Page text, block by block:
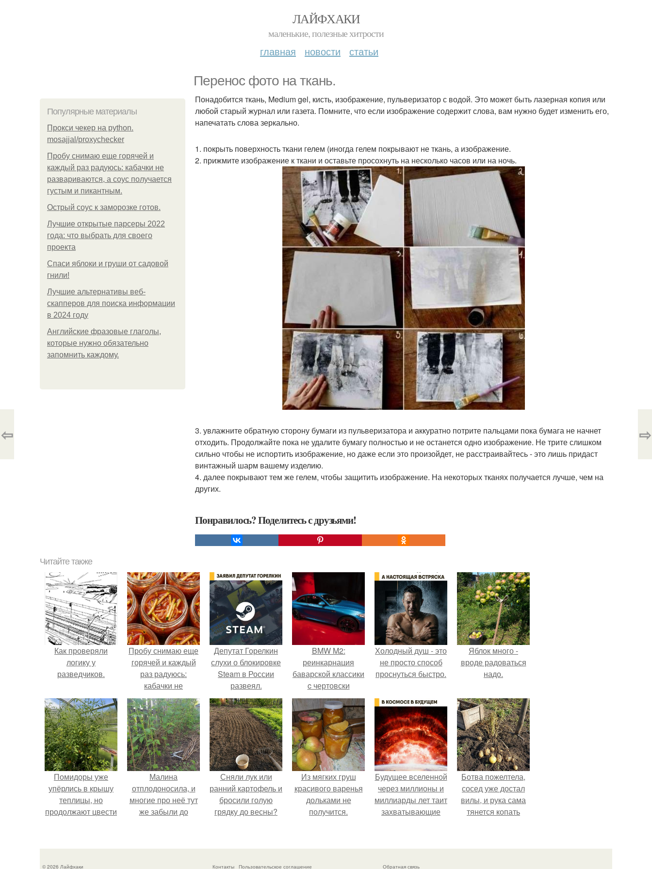
ЛАЙФХАКИ
маленькие, полезные хитрости
главная новости статьи
Перенос фото на ткань.
Популярные материалы
Прокси чекер на python.
mosajjal/proxychecker
Пробу снимаю еще горячей и
каждый раз радуюсь: кабачки не
развариваются, а соус получается
густым и пикантным.
Острый соус к заморозке готов.
Лучшие открытые парсеры 2022
года: что выбрать для своего
проекта
Спаси яблоки и груши от садовой
гнили!
Лучшие альтернативы веб-
скапперов для поиска информации
в 2024 году
Английские фразовые глаголы,
которые нужно обязательно
запомнить каждому.
Понадобится ткань, Medium gel, кисть, изображение, пульверизатор с водой. Это может быть лазерная копия или
любой старый журнал или газета. Помните, что если изображение содержит слова, вам нужно будет изменить его,
напечатать слова зеркально.
1. покрыть поверхность ткани гелем (иногда гелем покрывают не ткань, а изображение.
2. прижмите изображение к ткани и оставьте просохнуть на несколько часов или на ночь.
3. увлажните обратную сторону бумаги из пульверизатора и аккуратно потрите пальцами пока бумага не начнет
отходить. Продолжайте пока не удалите бумагу полностью и не останется одно изображение. Не трите слишком
сильно чтобы не испортить изображение, но даже если это произойдет, не расстраивайтесь - это лишь придаст
винтажный шарм вашему изделию.
4. далее покрывают тем же гелем, чтобы защитить изображение. На некоторых тканях получается лучше, чем на
других.
Понравилось? Поделитесь с друзьями!
⇦ ⇨
Читайте также
Как проверяли
логику у
разведчиков.
Пробу снимаю еще
горячей и каждый
раз радуюсь:
кабачки не
развариваются, а
соус получается
густым и
пикантным.
Депутат Горелкин
слухи о блокировке
Steam в России
развеял.
BMW M2:
реинкарнация
баварской классики
c чертовски
агрессивным
нравом.
Холодный душ - это
не просто способ
проснуться быстро.
Яблок много -
вроде радоваться
надо.
Помидоры уже
упёрлись в крышу
теплицы, но
продолжают цвести
Малина
отплодоносила, и
многие про неё тут
же забыли до
Сняли лук или
ранний картофель и
бросили голую
грядку до весны?
Из мягких груш
красивого варенья
дольками не
получится.
Будущее вселенной
через миллионы и
миллиарды лет таит
захватывающие
Ботва пожелтела,
сосед уже достал
вилы, и рука сама
тянется копать
© 2026 Лайфхаки Контакты Пользовательское соглашение Обратная связь